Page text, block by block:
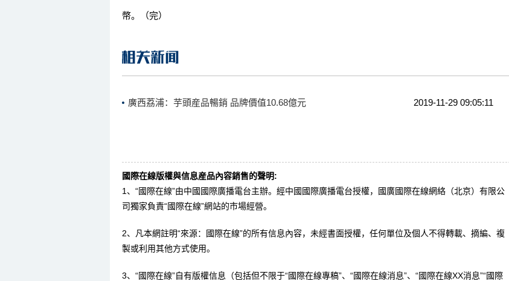
幣。（完）
2019-11-29 09:05:11
廣西荔浦：芋頭産品暢銷 品牌價值10.68億元
國際在線版權與信息産品內容銷售的聲明:
1、“國際在線”由中國國際廣播電台主辦。經中國國際廣播電台授權，國廣國際在線網絡（北京）有限公
司獨家負責“國際在線”網站的市場經營。
2、凡本網註明“來源：國際在線”的所有信息內容，未經書面授權，任何單位及個人不得轉載、摘編、複
製或利用其他方式使用。
3、“國際在線”自有版權信息（包括但不限于“國際在線專稿”、“國際在線消息”、“國際在線XX消息”“國際